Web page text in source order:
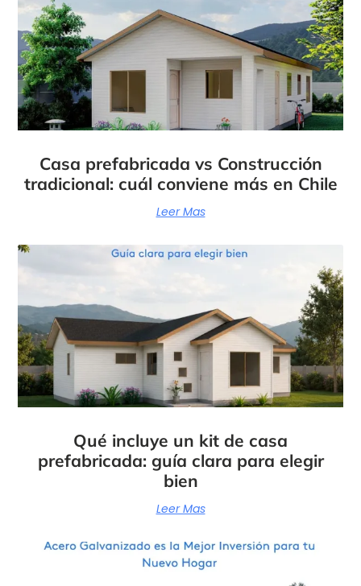
Casa prefabricada vs Construcción
tradicional: cuál conviene más en Chile
Leer Mas
Qué incluye un kit de casa
prefabricada: guía clara para elegir
bien
Leer Mas